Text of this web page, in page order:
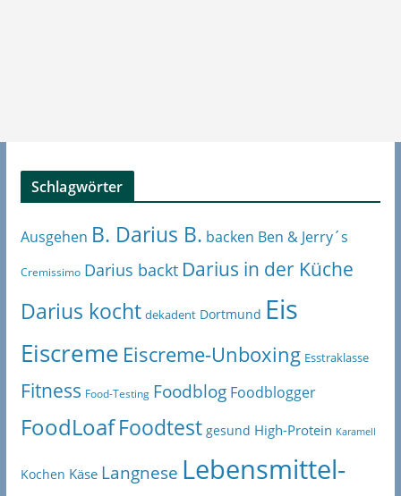
Schlagwörter
Ausgehen B. Darius B. backen Ben & Jerry´s
Cremissimo Darius backt Darius in der Küche
Darius kocht dekadent Dortmund Eis
Eiscreme Eiscreme-Unboxing Esstraklasse
Fitness Food-Testing Foodblog Foodblogger
FoodLoaf Foodtest gesund High-Protein Karamell
Kochen Käse Langnese Lebensmittel-